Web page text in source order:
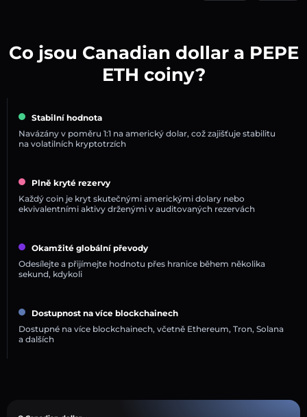
Co jsou Canadian dollar a PEPE
ETH coiny?
Stabilní hodnota
Navázány v poměru 1:1 na americký dolar, což zajišťuje stabilitu
na volatilních kryptotrzích
Plně kryté rezervy
Každý coin je kryt skutečnými americkými dolary nebo
ekvivalentními aktivy drženými v auditovaných rezervách
Okamžité globální převody
Odesílejte a přijímejte hodnotu přes hranice během několika
sekund, kdykoli
Dostupnost na více blockchainech
Dostupné na více blockchainech, včetně Ethereum, Tron, Solana
a dalších